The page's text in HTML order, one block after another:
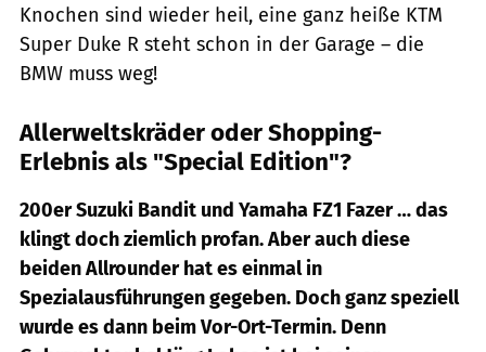
Knochen sind wieder heil, eine ganz heiße KTM
Super Duke R steht schon in der Garage – die
BMW muss weg!
Allerweltskräder oder Shopping-
Erlebnis als "Special Edition"?
200er Suzuki Bandit und Yamaha FZ1 Fazer … das
klingt doch ziemlich profan. Aber auch diese
beiden Allrounder hat es einmal in
Spezialausführungen gegeben. Doch ganz speziell
wurde es dann beim Vor-Ort-Termin. Denn